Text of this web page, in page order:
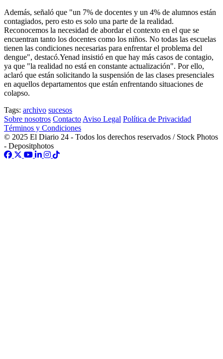
Además, señaló que "un 7% de docentes y un 4% de alumnos están
contagiados, pero esto es solo una parte de la realidad.
Reconocemos la necesidad de abordar el contexto en el que se
encuentran tanto los docentes como los niños. No todas las escuelas
tienen las condiciones necesarias para enfrentar el problema del
dengue", destacó.Yenad insistió en que hay más casos de contagio,
ya que "la realidad no está en constante actualización". Por ello,
aclaró que están solicitando la suspensión de las clases presenciales
en aquellos departamentos que están enfrentando situaciones de
colapso.
Tags: archivo sucesos
Sobre nosotros Contacto Aviso Legal Política de Privacidad
Términos y Condiciones
© 2025 El Diario 24 - Todos los derechos reservados / Stock Photos
- Depositphotos